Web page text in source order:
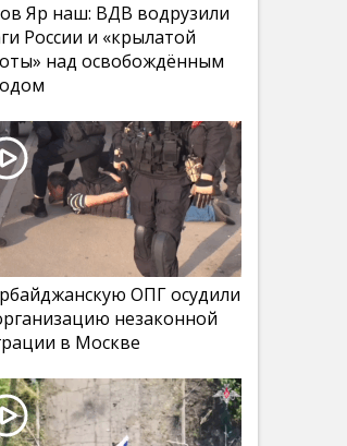
Яр наш: ВДВ водрузили
России и «крылатой
над освобождённым
ОПГ осудили
незаконной
в Москве